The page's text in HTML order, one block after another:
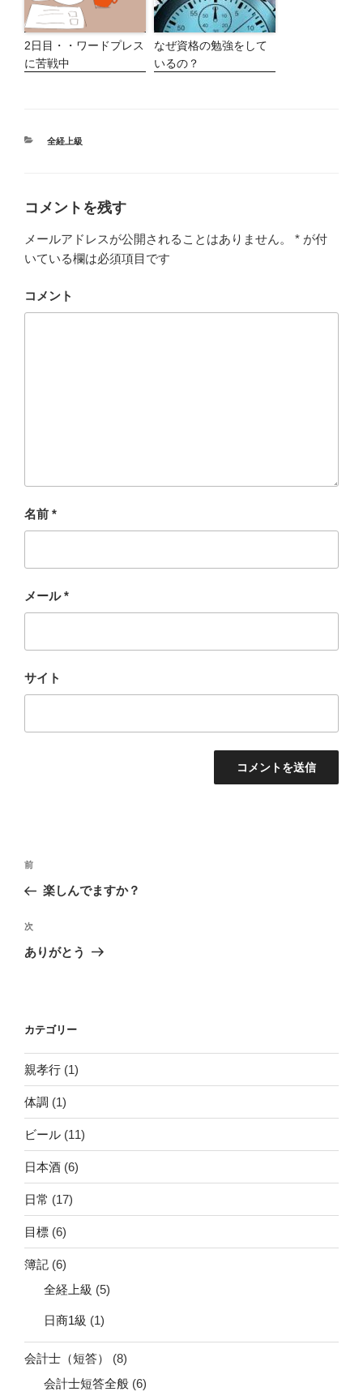
2日目・・ワードプレス
に苦戦中
なぜ資格の勉強をして
いるの？
カ
ー
全経上級
コメントを残す
メールアドレスが公開されることはありません。 * が付
いている欄は必須項目です
コメント
名前 *
メール*
サイト
投
ビ
ゲ
ン
過
去
投
稿
前
楽しんでますか？
次
の
次
ありがとう
カテゴリー
親孝行 (1)
体調 (1)
ビール (11)
日本酒 (6)
日常 (17)
目標 (6)
簿記 (6)
全経上級 (5)
日商1級 (1)
会計士（短答）
(8)
会計士短答全般 (6)